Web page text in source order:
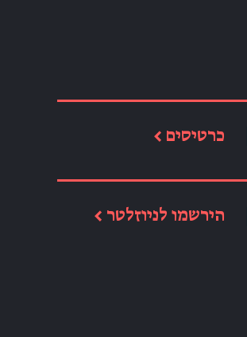
כרטיסים ←
הירשמו לניוזלטר ←